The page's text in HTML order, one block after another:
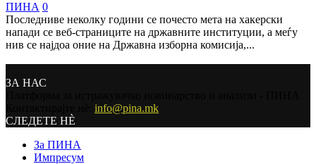
ПИНА 0
Последниве неколку години се почесто мета на хакерски
напади сe веб-страниците на државните институции, а меѓу
нив се најдоа оние на Државна изборна комисија,...
ЗА НАС
info@pina.mk
СЛЕДЕТЕ НЀ
За ПИНА
Импресум